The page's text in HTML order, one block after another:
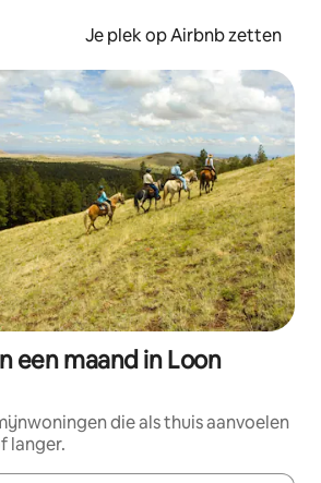
Je plek op Airbnb zetten
een maand in Loon
die als thuis aanvoelen
langer.